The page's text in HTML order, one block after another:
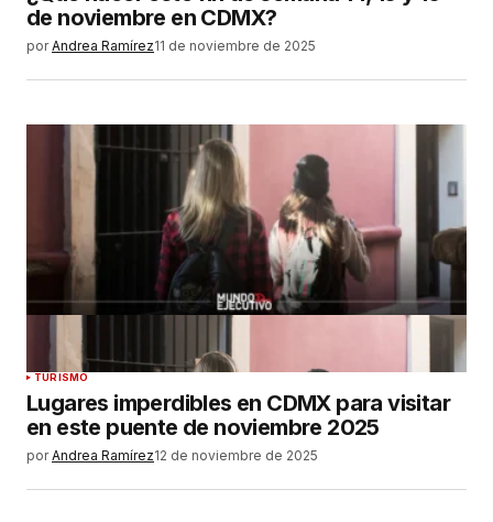
de noviembre en CDMX?
por Andrea Ramírez11 de noviembre de 2025
TURISMO
Lugares imperdibles en CDMX para visitar
en este puente de noviembre 2025
por Andrea Ramírez12 de noviembre de 2025